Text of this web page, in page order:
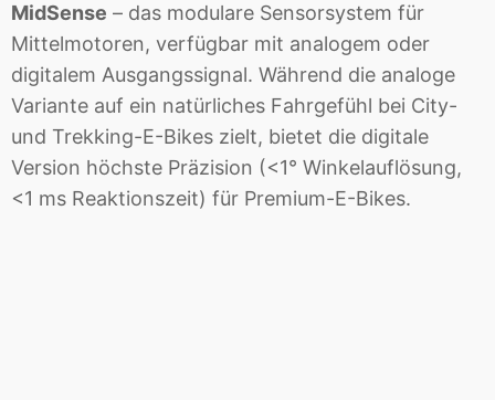
MidSense – das modulare Sensorsystem für
Mittelmotoren, verfügbar mit analogem oder
digitalem Ausgangssignal. Während die analoge
Variante auf ein natürliches Fahrgefühl bei City-
und Trekking-E-Bikes zielt, bietet die digitale
Version höchste Präzision (<1° Winkelauflösung,
<1 ms Reaktionszeit) für Premium-E-Bikes.